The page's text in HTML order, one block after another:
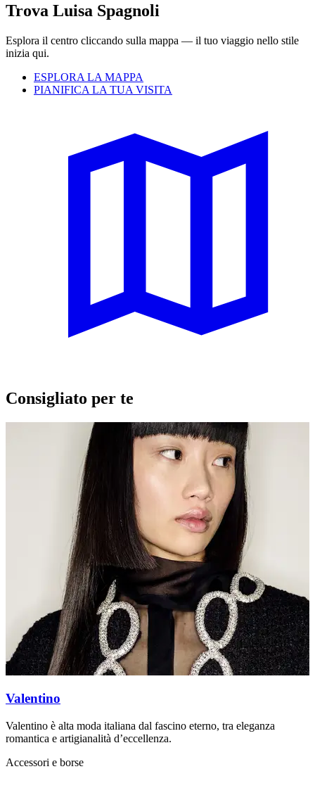
Trova Luisa Spagnoli
Esplora il centro cliccando sulla mappa — il tuo viaggio nello stile
inizia qui.
ESPLORA LA MAPPA
PIANIFICA LA TUA VISITA
Consigliato per te
Valentino
Valentino è alta moda italiana dal fascino eterno, tra eleganza
romantica e artigianalità d’eccellenza.
Accessori e borse